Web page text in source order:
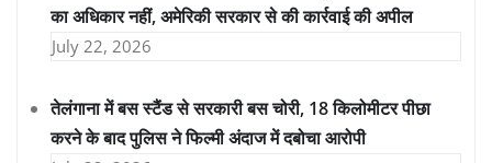
का अधिकार नहीं, अमेरिकी सरकार से की कार्रवाई की अपील
July 22, 2026
तेलंगाना में बस स्टैंड से सरकारी बस चोरी, 18 किलोमीटर पीछा
करने के बाद पुलिस ने फिल्मी अंदाज में दबोचा आरोपी